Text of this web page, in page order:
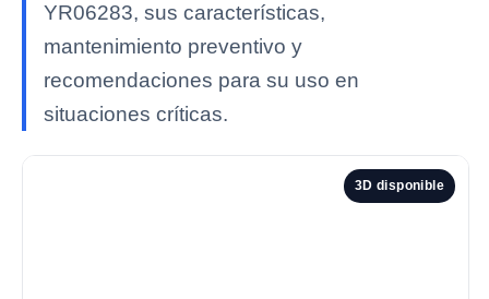
YR06283, sus características,
mantenimiento preventivo y
recomendaciones para su uso en
situaciones críticas.
3D disponible